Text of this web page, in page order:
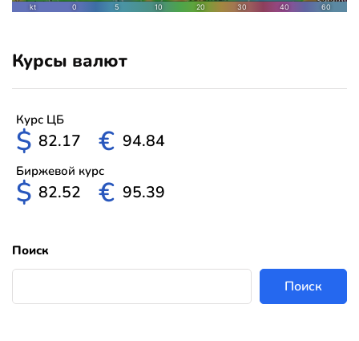
Курсы валют
Курс ЦБ
$ 82.17 € 94.84
Биржевой курс
$ 82.52 € 95.39
Поиск
Поиск